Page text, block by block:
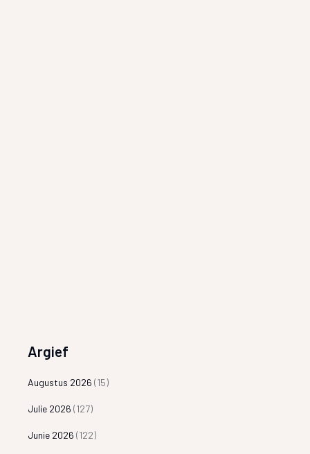
Argief
Augustus 2026 (15)
Julie 2026 (127)
Junie 2026 (122)